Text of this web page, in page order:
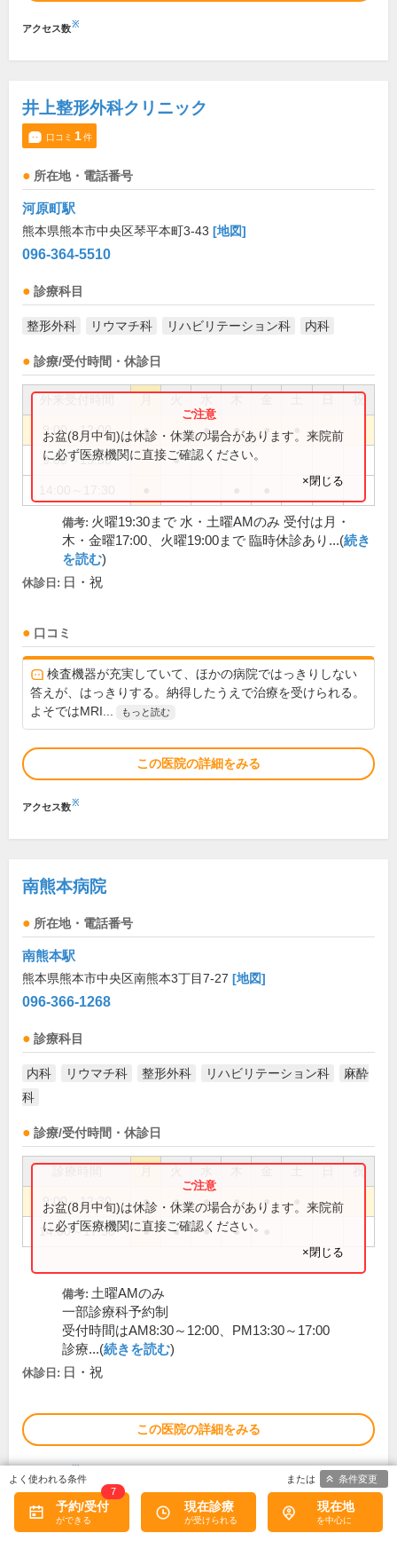
アクセス数※
井上整形外科クリニック
口コミ 1件
所在地・電話番号
河原町駅
熊本県熊本市中央区琴平本町3-43 [地図]
096-364-5510
診療科目
整形外科 リウマチ科 リハビリテーション科 内科
診療/受付時間・休診日
祝
9:00～12:00 ● ● ● ●
9:00～19:30 ●
お盆(8月中旬)は休診・休業の場合があります。来院前
に必ず医療機関に直接ご確認ください。
×閉じる
備考: 火曜19:30まで 水・土曜AMのみ 受付は月・
木・金曜17:00、火曜19:00まで 臨時休診あり...(続き
を読む)
休診日: 日・祝
口コミ
検査機器が充実していて、ほかの病院ではっきりしない
答えが、はっきりする。納得したうえで治療を受けられる。
よそではMRI...
もっと読む
この医院の詳細をみる
アクセス数※
南熊本病院
所在地・電話番号
南熊本駅
熊本県熊本市中央区南熊本3丁目7-27 [地図]
096-366-1268
診療科目
内科 リウマチ科 整形外科 リハビリテーション科
麻酔
科
診療/受付時間・休診日
祝
9:00～12:30 ● ● ● ● ●
14:00～17:30 ● ● ● ●
お盆(8月中旬)は休診・休業の場合があります。来院前
に必ず医療機関に直接ご確認ください。
×閉じる
備考: 土曜AMのみ
一部診療科予約制
受付時間はAM8:30～12:00、PM13:30～17:00
診療...(続きを読む)
休診日: 日・祝
この医院の詳細をみる
アクセス数※
予約/受付
7
現在診療 現在地
条件変更